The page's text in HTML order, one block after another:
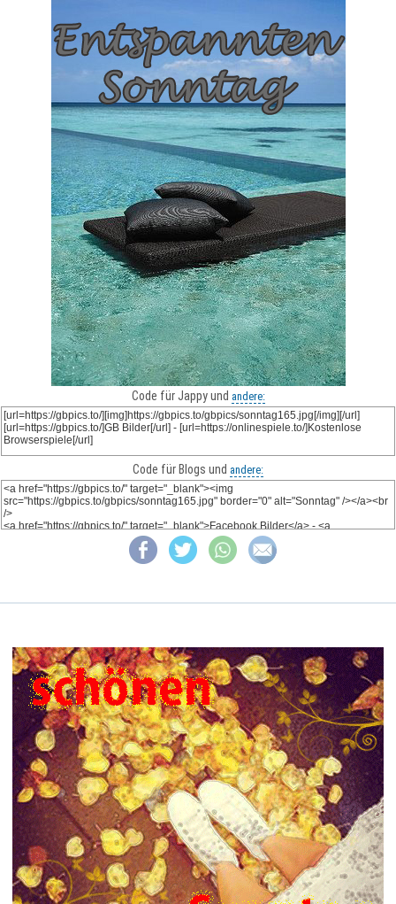
Code für Jappy und andere:
Code für Blogs und andere: